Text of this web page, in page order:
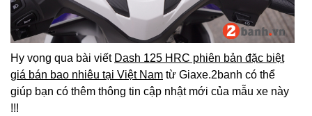
Hy vọng qua bài viết Dash 125 HRC phiên bản đặc biệt
giá bán bao nhiêu tại Việt Nam từ Giaxe.2banh có thể
giúp bạn có thêm thông tin cập nhật mới của mẫu xe này
!!!